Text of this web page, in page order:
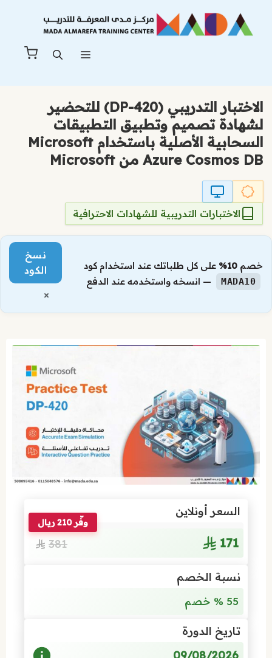
المحتوى
الاختبار التدريبي (DP-420) للتحضير
لشهادة تصميم وتطبيق التطبيقات
السحابية الأصلية باستخدام Microsoft
Azure Cosmos DB من Microsoft
الاختبارات التدريبية للشهادات الاحترافية
خصم 10% على كل طلباتك عند استخدام كود
MADA10 — انسخه واستخدمه عند الدفع
نسخ
الكود
×
السعر أونلاين
171
وفّر 210 ريال
381
نسبة الخصم
55 % خصم
تاريخ الدورة
09/08/2026